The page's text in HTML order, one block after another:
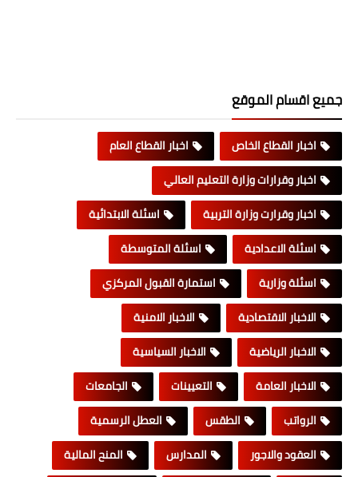
جميع اقسام الموقع
اخبار القطاع الخاص
اخبار القطاع العام
اخبار وقرارات وزارة التعليم العالي
اخبار وقرارت وزارة التربية
اسئلة الابتدائية
اسئلة الاعدادية
اسئلة المتوسطة
اسئلة وزارية
استمارة القبول المركزي
الاخبار الاقتصادية
الاخبار الامنية
الاخبار الرياضية
الاخبار السياسية
الاخبار العامة
التعيينات
الجامعات
الرواتب
الطقس
العطل الرسمية
العقود والاجور
المدارس
المنح المالية